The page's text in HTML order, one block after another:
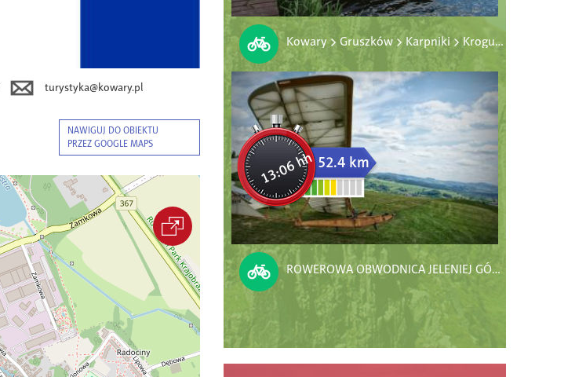
turystyka@kowary.pl
NAWIGUJ DO OBIEKTU
PRZEZ GOOGLE MAPS
Kowary > Gruszków > Karpniki > Krogulec > Bukowiec
13:06 hh 52.4 km
ROWEROWA OBWODNICA JELENIEJ GÓRY ETAP I